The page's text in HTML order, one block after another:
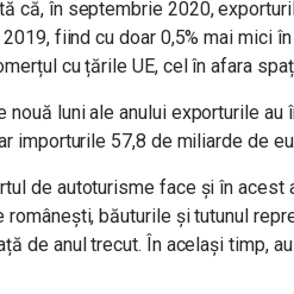
că, în septembrie 2020,
fiind cu doar 0,5% mai mici
cu țările UE, cel în afara
nouă luni ale anului exporturile
importurile 57,8 de miliarde de
de autoturisme face și în acest
românești, băuturile și tutunul
de anul trecut. În același timp,